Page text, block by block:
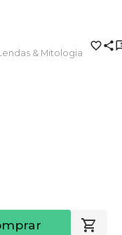
& Mitologia